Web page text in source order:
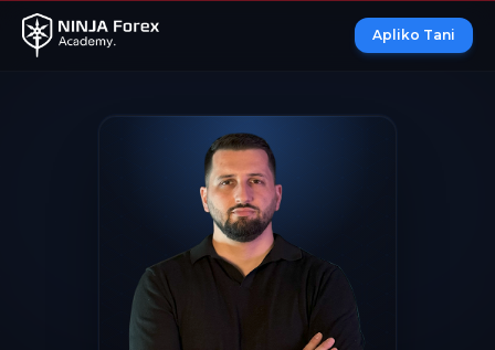
Apliko Tani